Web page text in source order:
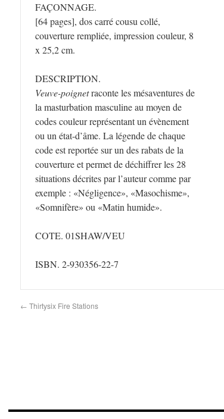
FAÇONNAGE.
[64 pages], dos carré cousu collé,
couverture rempliée, impression couleur, 8
x 25,2 cm.
DESCRIPTION.
Veuve-poignetraconte les mésaventures de
la masturbation masculine au moyen de
codes couleur représentant un évènement
ou un état-d’âme. La légende de chaque
code est reportée sur un des rabats de la
couverture et permet de déchiffrer les 28
situations décrites par l’auteur comme par
exemple : «Négligence», «Masochisme»,
«Somnifère» ou «Matin humide».
COTE. 01SHAW/VEU
ISBN. 2-930356-22-7
← Thirtysix Fire Stations